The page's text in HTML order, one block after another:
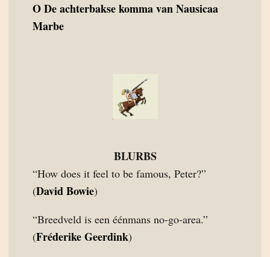
ODe achterbakse komma van Nausicaa
Marbe
BLURBS
“How does it feel to be famous, Peter?”
(David Bowie)
“Breedveld is een éénmans no-go-area.”
(Fréderike Geerdink)